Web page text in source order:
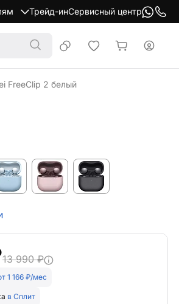
Трейд-инСервисный центр
FreeClip 2 белый
13 990 ₽
1 166 ₽/мес
в Сплит